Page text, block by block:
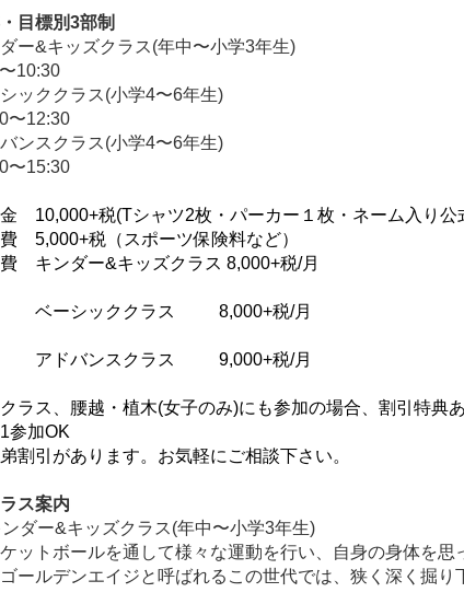
目標別3部制
ー&キッズクラス(年中〜小学3年生)
10:30
ッククラス(小学4〜6年生)
〜12:30
ンスクラス(小学4〜6年生)
〜15:30
金 10,000+税(Tシャツ2枚・パーカー１枚・ネーム入り公
5,000+税（スポーツ保険料など）
キンダー&キッズクラス 8,000+税/月
シッククラス 8,000+税/月
バンスクラス 9,000+税/月
ラス、 腰越・植木(女子のみ)にも参加の場合、割引特典
参加OK
割引があります。お気軽にご相談下さい。
ス案内
ダー&キッズクラス(年中〜小学3年生)
ットボールを通して様々な運動を行い、自身の身体を思
ールデンエイジと呼ばれるこの世代では、狭く深く掘